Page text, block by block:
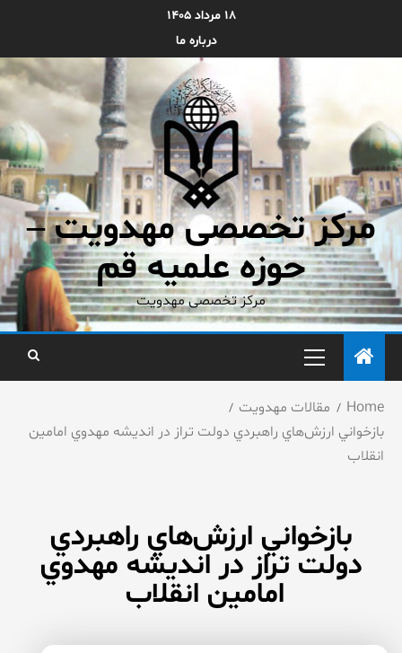
۱۸ مرداد ۱۴۰۵
درباره ما
مرکز تخصصی مهدویت –
حوزه علمیه قم
مرکز تخصصی مهدویت
Home
مقالات مهدویت
بازخواني ارزش‌هاي راهبردي دولت تراز در انديشه مهدوي امامين
انقلاب
بازخواني ارزش‌هاي راهبردي
دولت تراز در انديشه مهدوي
امامين انقلاب